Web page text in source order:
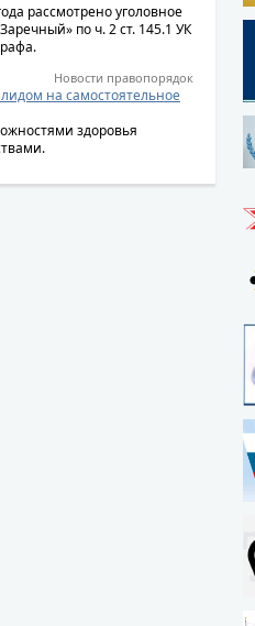
рассмотрено уголовное
по ч. 2 ст. 145.1 УК
Новости правопорядок
на самостоятельное
здоровья